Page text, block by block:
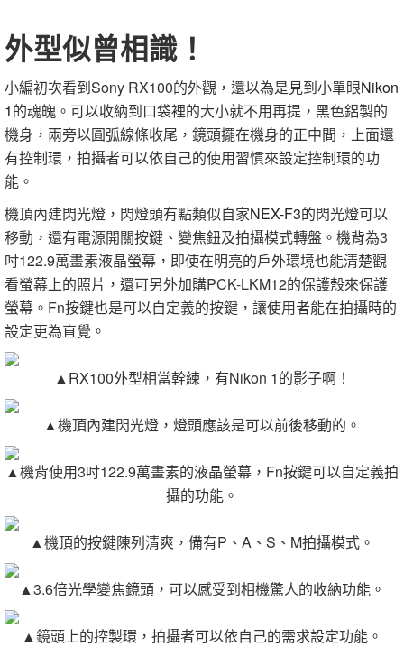
外型似曾相識！
小編初次看到Sony RX100的外觀，還以為是見到小單眼Nikon
1的魂魄。可以收納到口袋裡的大小就不用再提，黑色鋁製的
機身，兩旁以圓弧線條收尾，鏡頭擺在機身的正中間，上面還
有控制環，拍攝者可以依自己的使用習慣來設定控制環的功
能。
機頂內建閃光燈，閃燈頭有點類似自家NEX-F3的閃光燈可以
移動，還有電源開關按鍵、變焦鈕及拍攝模式轉盤。機背為3
吋122.9萬畫素液晶螢幕，即使在明亮的戶外環境也能清楚觀
看螢幕上的照片，還可另外加購PCK-LKM12的保護殼來保護
螢幕。Fn按鍵也是可以自定義的按鍵，讓使用者能在拍攝時的
設定更為直覺。
▲RX100外型相當幹練，有Nikon 1的影子啊！
▲機頂內建閃光燈，燈頭應該是可以前後移動的。
▲機背使用3吋122.9萬畫素的液晶螢幕，Fn按鍵可以自定義拍
攝的功能。
▲機頂的按鍵陳列清爽，備有P、A、S、M拍攝模式。
▲3.6倍光學變焦鏡頭，可以感受到相機驚人的收納功能。
▲鏡頭上的控製環，拍攝者可以依自己的需求設定功能。